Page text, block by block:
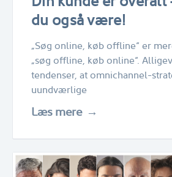
du også være!
„Søg online, køb offline“ er
„søg offline, køb online“.
tendenser, at omnichannel-
uundværlige
Læs mere